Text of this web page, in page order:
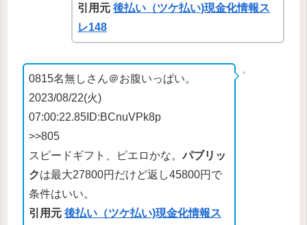
引用元後払い（ツケ払い)現金化情報ス
レ148
0815名無しさん＠お腹いっぱい。
2023/08/22(火)
07:00:22.85ID:BCnuVPk8p
>>805
スピードギフト、ピエロかな。パブリッ
クは最大27800円だけど返し45800円で
条件はいい。
引用元 後払い（ツケ払い)現金化情報ス